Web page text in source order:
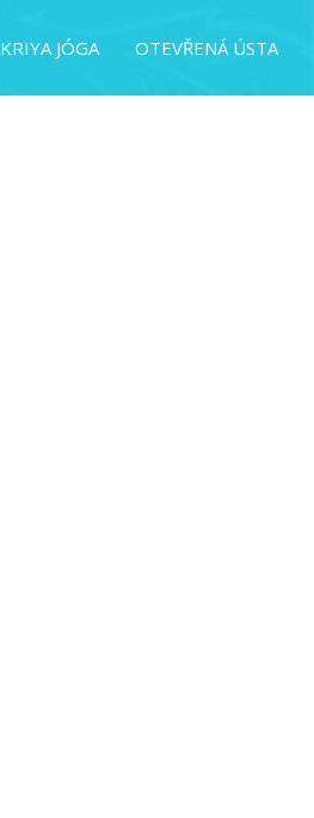
KRIYA JÓGA OTEVŘENÁ ÚSTA